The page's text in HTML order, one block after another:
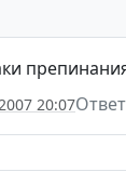
20:07